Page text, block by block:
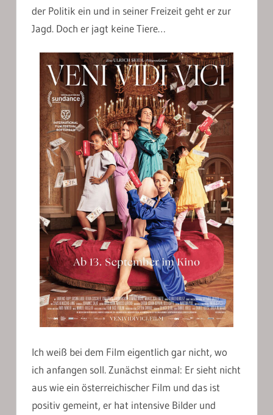
der Politik ein und in seiner Freizeit geht er zur
Jagd. Doch er jagt keine Tiere…
Ich weiß bei dem Film eigentlich gar nicht, wo
ich anfangen soll. Zunächst einmal: Er sieht nicht
aus wie ein österreichischer Film und das ist
positiv gemeint, er hat intensive Bilder und